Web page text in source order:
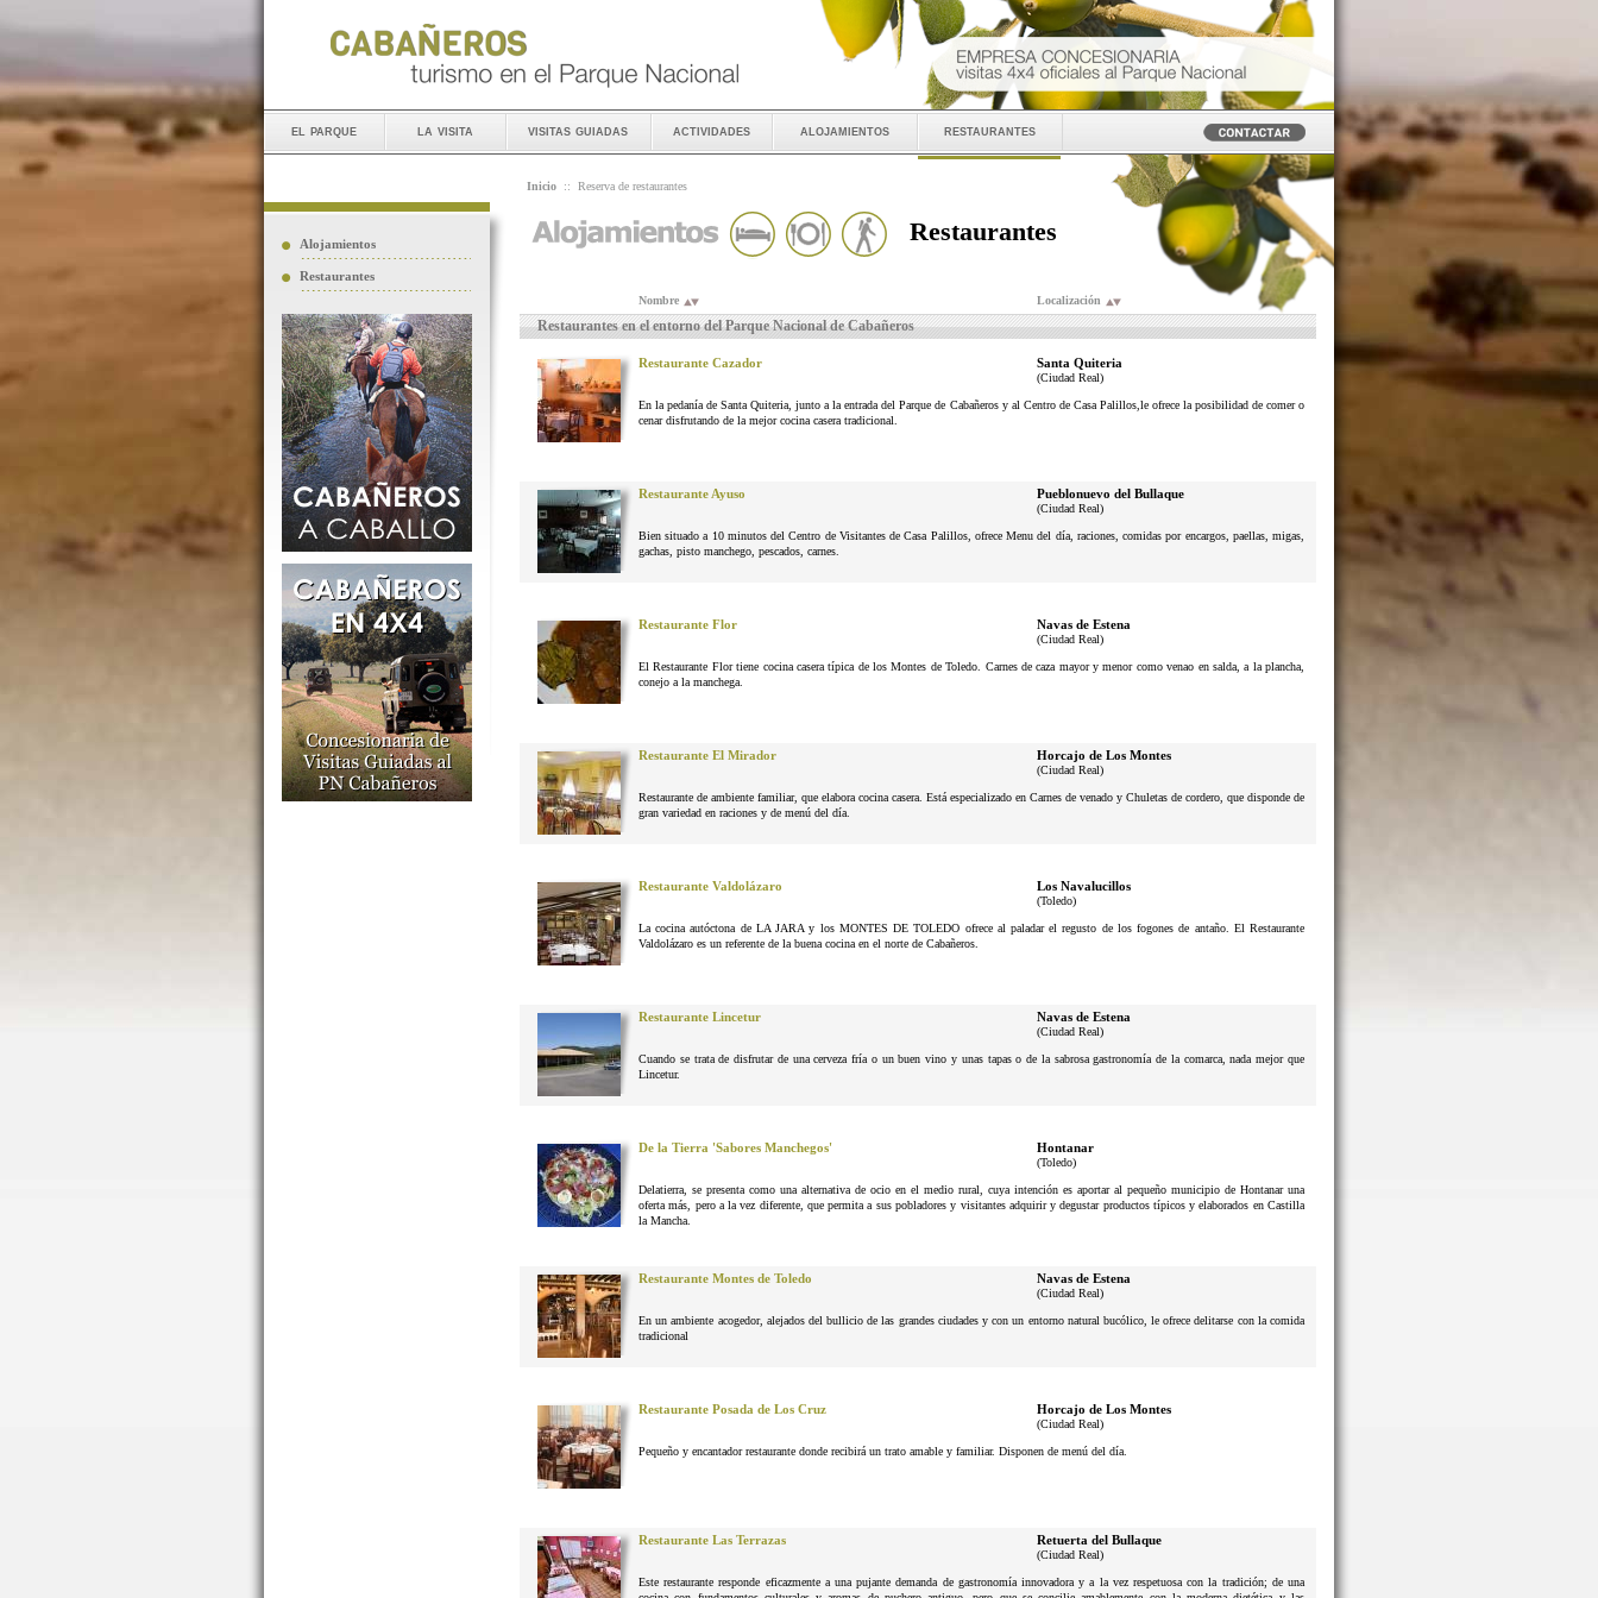
el parque la visita visitas guiadas actividades alojamientos restaurantes
Alojamientos
Restaurantes
Inicio :: Reserva de restaurantes
Restaurantes
Nombre Localización
Restaurantes en el entorno del Parque Nacional de Cabañeros
Restaurante Cazador Santa Quiteria
(Ciudad Real)
En la pedanía de Santa Quiteria, junto a la entrada del Parque de Cabañeros y al Centro de Casa Palillos,le ofrece la posibilidad de comer o
cenar disfrutando de la mejor cocina casera tradicional.
Restaurante Ayuso Pueblonuevo del Bullaque
(Ciudad Real)
Bien situado a 10 minutos del Centro de Visitantes de Casa Palillos, ofrece Menu del día, raciones, comidas por encargos, paellas, migas,
gachas, pisto manchego, pescados, carnes.
Restaurante Flor Navas de Estena
(Ciudad Real)
El Restaurante Flor tiene cocina casera típica de los Montes de Toledo. Carnes de caza mayor y menor como venao en salda, a la plancha,
conejo a la manchega.
Restaurante El Mirador Horcajo de Los Montes
(Ciudad Real)
Restaurante de ambiente familiar, que elabora cocina casera. Está especializado en Carnes de venado y Chuletas de cordero, que disponde de
gran variedad en raciones y de menú del día.
Restaurante Valdolázaro Los Navalucillos
(Toledo)
La cocina autóctona de LA JARA y los MONTES DE TOLEDO ofrece al paladar el regusto de los fogones de antaño. El Restaurante
Valdolázaro es un referente de la buena cocina en el norte de Cabañeros.
Restaurante Lincetur Navas de Estena
(Ciudad Real)
Cuando se trata de disfrutar de una cerveza fría o un buen vino y unas tapas o de la sabrosa gastronomía de la comarca, nada mejor que
Lincetur.
De la Tierra 'Sabores Manchegos' Hontanar
(Toledo)
Delatierra, se presenta como una alternativa de ocio en el medio rural, cuya intención es aportar al pequeño municipio de Hontanar una
oferta más, pero a la vez diferente, que permita a sus pobladores y visitantes adquirir y degustar productos típicos y elaborados en Castilla
la Mancha.
Restaurante Montes de Toledo Navas de Estena
(Ciudad Real)
En un ambiente acogedor, alejados del bullicio de las grandes ciudades y con un entorno natural bucólico, le ofrece delitarse con la comida
tradicional
Restaurante Posada de Los Cruz Horcajo de Los Montes
(Ciudad Real)
Pequeño y encantador restaurante donde recibirá un trato amable y familiar. Disponen de menú del día.
Restaurante Las Terrazas Retuerta del Bullaque
(Ciudad Real)
Este restaurante responde eficazmente a una pujante demanda de gastronomía innovadora y a la vez respetuosa con la tradición; de una